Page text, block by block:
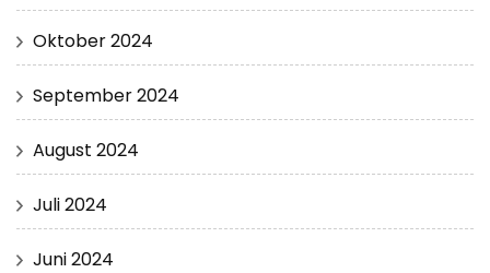
Oktober 2024
September 2024
August 2024
Juli 2024
Juni 2024